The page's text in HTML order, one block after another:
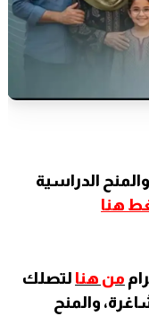
الدراسية
هنا
من هنا لتصلك
والمنح